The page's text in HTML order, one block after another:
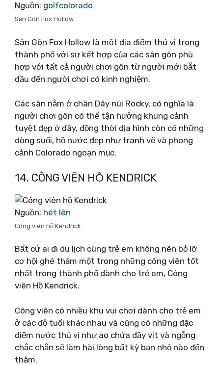
Nguồn: golfcolorado
Sân Gôn Fox Hollow
Sân Gôn Fox Hollow là một địa điểm thú vị trong
thành phố với sự kết hợp của các sân gôn phù
hợp với tất cả người chơi gôn từ người mới bắt
đầu đến người chơi có kinh nghiệm.
Các sân nằm ở chân Dãy núi Rocky, có nghĩa là
người chơi gôn có thể tận hưởng khung cảnh
tuyệt đẹp ở đây, đồng thời địa hình còn có những
dòng suối, hồ nước đẹp như tranh vẽ và phong
cảnh Colorado ngoạn mục.
14. CÔNG VIÊN HỒ KENDRICK
Nguồn: hét lên
Công viên hồ Kendrick
Bất cứ ai đi du lịch cùng trẻ em không nên bỏ lỡ
cơ hội ghé thăm một trong những công viên tốt
nhất trong thành phố dành cho trẻ em, Công
viên Hồ Kendrick.
Công viên có nhiều khu vui chơi dành cho trẻ em
ở các độ tuổi khác nhau và cũng có những đặc
điểm nước thú vị như ao chứa đầy vịt và ngỗng
chắc chắn sẽ làm hài lòng bất kỳ bạn nhỏ nào đến
thăm.